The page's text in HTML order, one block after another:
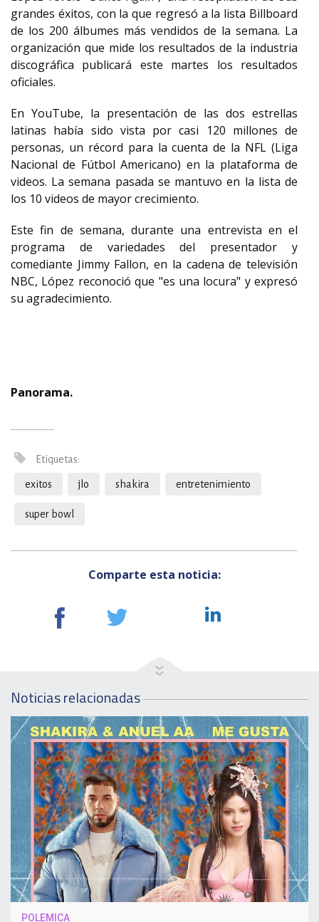
grandes éxitos, con la que regresó a la lista Billboard
de los 200 álbumes más vendidos de la semana. La
organización que mide los resultados de la industria
discográfica publicará este martes los resultados
oficiales.
En YouTube, la presentación de las dos estrellas
latinas había sido vista por casi 120 millones de
personas, un récord para la cuenta de la NFL (Liga
Nacional de Fútbol Americano) en la plataforma de
videos. La semana pasada se mantuvo en la lista de
los 10 videos de mayor crecimiento.
Este fin de semana, durante una entrevista en el
programa de variedades del presentador y
comediante Jimmy Fallon, en la cadena de televisión
NBC, López reconoció que "es una locura" y expresó
su agradecimiento.
Panorama.
Etiquetas:
exitos jlo shakira entretenimiento
super bowl
Comparte esta noticia:
Noticias relacionadas
POLEMICA